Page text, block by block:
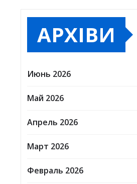
АРХІВИ
Июнь 2026
Май 2026
Апрель 2026
Март 2026
Февраль 2026